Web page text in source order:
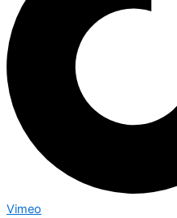
Vimeo